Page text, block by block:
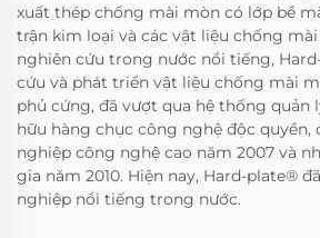
xuất thép chống mài mòn có lớp bề
trận kim loại và các vật liệu chống
nghiên cứu trong nước nổi tiếng,
cứu và phát triển vật liệu chống mài
phủ cứng, đã vượt qua hệ thống quản
hữu hàng chục công nghệ độc quyền,
nghiệp công nghệ cao năm 2007 và
gia năm 2010. Hiện nay, Hard-plate®
nghiệp nổi tiếng trong nước.